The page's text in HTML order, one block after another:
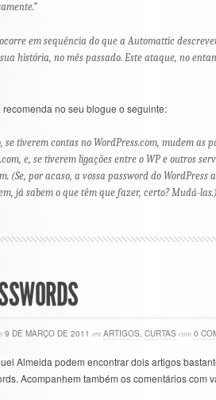
em sequência do que a Automattic
história, no mês passado. Este ataque, no
no seu blogue o seguinte:
se tiverem contas no WordPress.com, mudem as
e, se tiverem ligações entre o WP e outros
(Se, por acaso, a vossa password do WordPress
já sabem o que têm que fazer, certo? Mudá-las.)
9 DE MARÇO DE 2011 em ARTIGOS, CURTAS com 0
Almeida podem encontrar dois artigos
Acompanhem também os comentários com